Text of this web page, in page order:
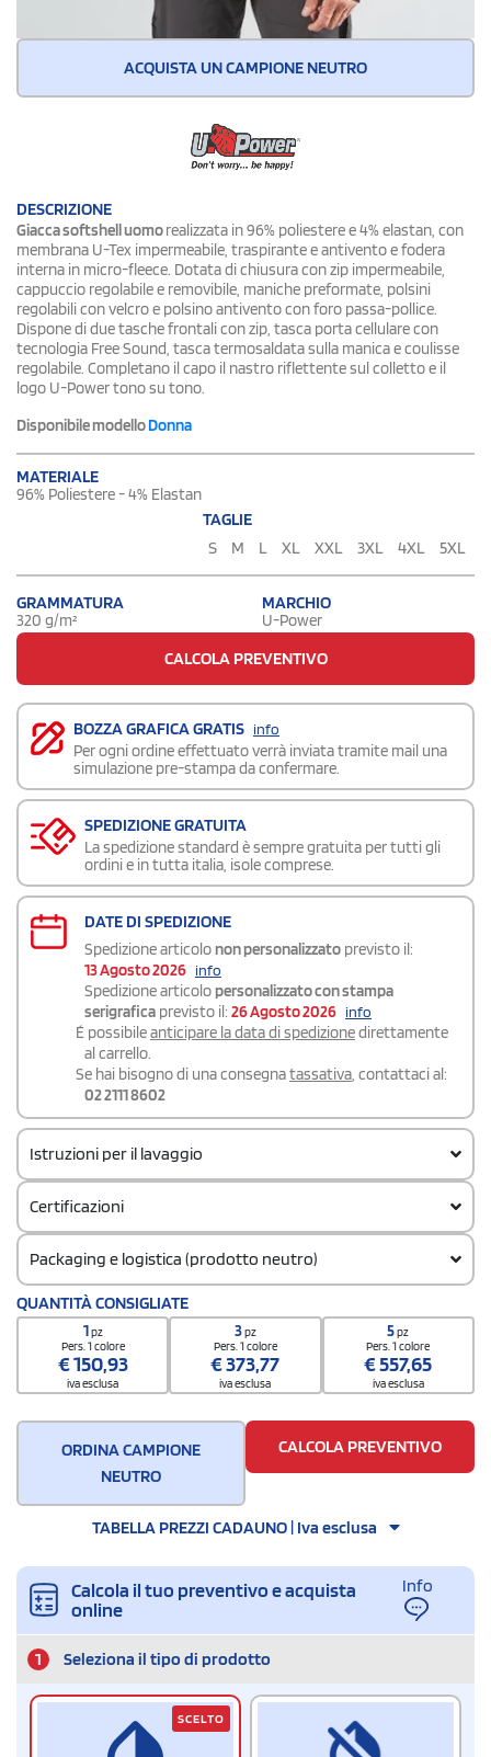
ACQUISTA UN CAMPIONE NEUTRO
DESCRIZIONE
Giacca softshell uomorealizzata in 96% poliestere e 4% elastan, con
membrana U-Tex impermeabile, traspirante e antivento e fodera
interna in micro-fleece. Dotata di chiusura con zip impermeabile,
cappuccio regolabile e removibile, maniche preformate, polsini
regolabili con velcro e polsino antivento con foro passa-pollice.
Dispone di due tasche frontali con zip, tasca porta cellulare con
tecnologia Free Sound, tasca termosaldata sulla manica e coulisse
regolabile. Completano il capo il nastro riflettente sul colletto e il
logo U-Power tono su tono.
Disponibile modelloDonna
MATERIALE
96% Poliestere - 4% Elastan
TAGLIE
S
M L XL XXL 3XL 4XL 5XL
GRAMMATURA
320 g/m²
MARCHIO
U-Power
CALCOLA PREVENTIVO
BOZZA GRAFICA GRATIS info
Per ogni ordine effettuato verrà inviata tramite mail una
simulazione pre-stampa da confermare.
SPEDIZIONE GRATUITA
La spedizione standard è sempre gratuita per tutti gli
ordini e in tutta italia, isole comprese.
DATE DI SPEDIZIONE
Spedizione articolo non personalizzato previsto il:
13 Agosto 2026 info
Spedizione articolo personalizzato con stampa
serigrafica previsto il: 26 Agosto 2026 info
É possibileanticipare la data di spedizionedirettamente
al carrello.
Se hai bisogno di una consegnatassativa, contattaci al:
02 2111 8602
Istruzioni per il lavaggio
Certificazioni
Packaging e logistica (prodotto neutro)
Quantità per scatola
10
QUANTITÀ CONSIGLIATE
1pz
Pers. 1 colore
€150,93
iva esclusa
3pz
Pers. 1 colore
€373,77
iva esclusa
5pz
Pers. 1 colore
€557,65
iva esclusa
ORDINA CAMPIONE
NEUTRO
CALCOLA PREVENTIVO
TABELLA PREZZI CADAUNO | Iva esclusa
Calcola il tuo preventivo e acquista
online
Info
1 Seleziona il tipo di prodotto
SCELTO